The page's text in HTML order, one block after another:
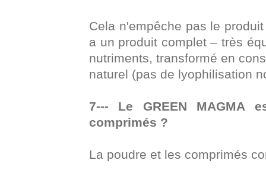
Cela n'empêche pas le
a un produit complet – très
nutriments, transformé en
naturel (pas de lyophilisation
7--- Le GREEN MAGMA
comprimés ?
La poudre et les comprimés